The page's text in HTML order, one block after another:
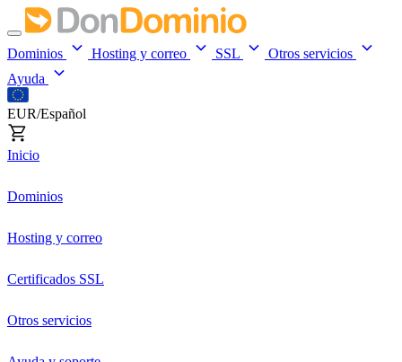
Dominios Hosting y correo SSL
Otros servicios
Ayuda
EUR/Español
Inicio
Dominios
Hosting y correo
Certificados SSL
Otros servicios